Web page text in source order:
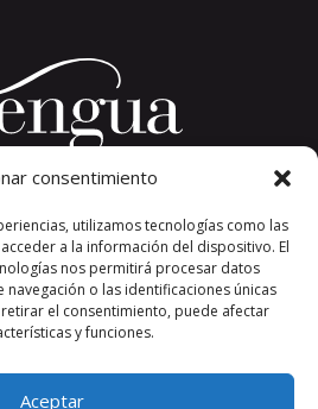
consentimiento
utilizamos tecnologías como las
a la información del dispositivo. El
nos permitirá procesar datos
o las identificaciones únicas
el consentimiento, puede afectar
y funciones.
Aceptar
de la Cogolla
941 373 389